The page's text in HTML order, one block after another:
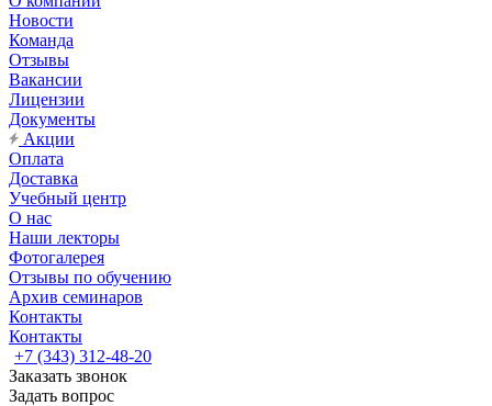
Новости
Команда
Отзывы
Вакансии
Лицензии
Документы
Акции
Оплата
Доставка
Учебный центр
О нас
Наши лекторы
Фотогалерея
Отзывы по обучению
Архив семинаров
Контакты
Контакты
+7 (343) 312-48-20
Заказать звонок
Задать вопрос